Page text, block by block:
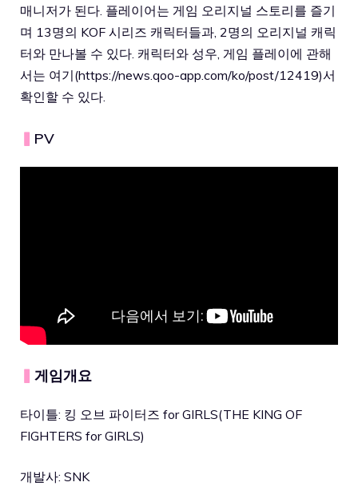
매니저가 된다. 플레이어는 게임 오리지널 스토리를 즐기
며 13명의 KOF 시리즈 캐릭터들과, 2명의 오리지널 캐릭
터와 만나볼 수 있다. 캐릭터와 성우, 게임 플레이에 관해
서는 여기(https://news.qoo-app.com/ko/post/12419)서
확인할 수 있다.
▍ PV
▍ 게임개요
타이틀: 킹 오브 파이터즈 for GIRLS(THE KING OF
FIGHTERS for GIRLS)
개발사: SNK